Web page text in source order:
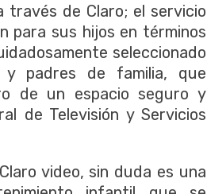
través de Claro; el servicio
para sus hijos en términos
seleccionado
y padres de familia, que
de un espacio seguro y
de Televisión y Servicios
video, sin duda es una